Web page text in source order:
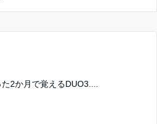
2か月で覚えるDUO3....